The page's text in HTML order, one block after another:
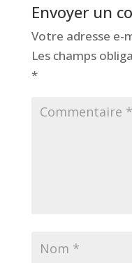
Envoyer un
Votre adresse e-
Les champs
*